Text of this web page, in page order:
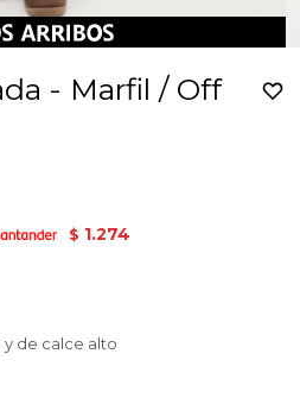
- Marfil / Off
$ 1.274
y de calce alto